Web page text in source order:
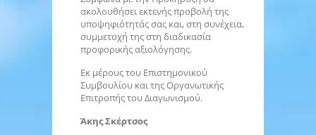
ακολουθήσει εκτενής προβολή της
υποψηφιότητάς σας και, στη συνέχεια,
συμμετοχή της στη διαδικασία
προφορικής αξιολόγησης.
Εκ μέρους του Επιστημονικού
Συμβουλίου και της Οργανωτικής
Επιτροπής του Διαγωνισμού.
Άκης Σκέρτσος